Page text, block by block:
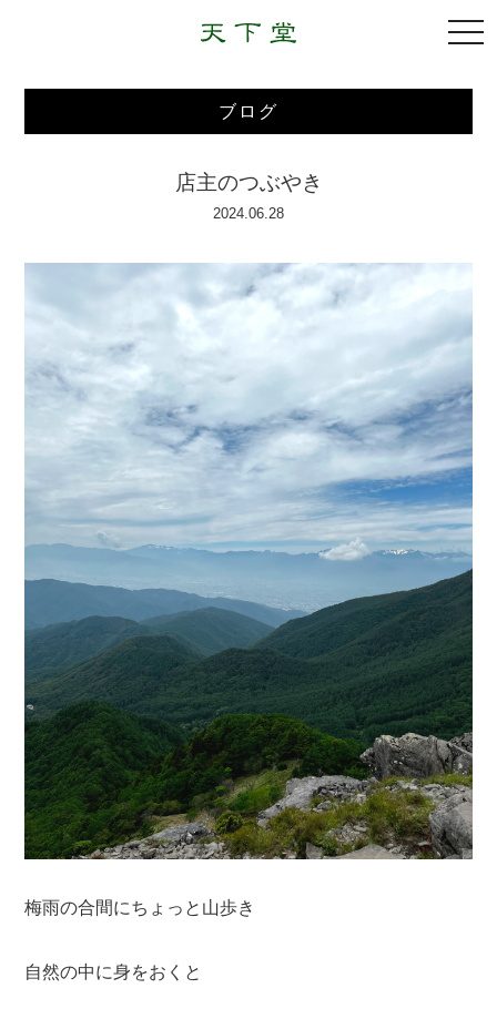
ブログ
店主のつぶやき
2024.06.28
梅雨の合間にちょっと山歩き
自然の中に身をおくと